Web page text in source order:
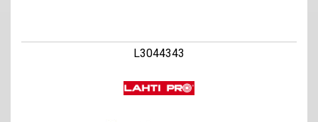
L3044343